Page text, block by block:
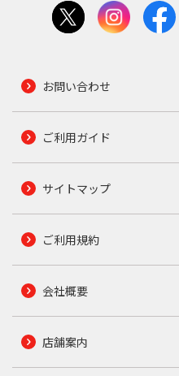
お問い合わせ
ご利用ガイド
サイトマップ
ご利用規約
会社概要
店舗案内